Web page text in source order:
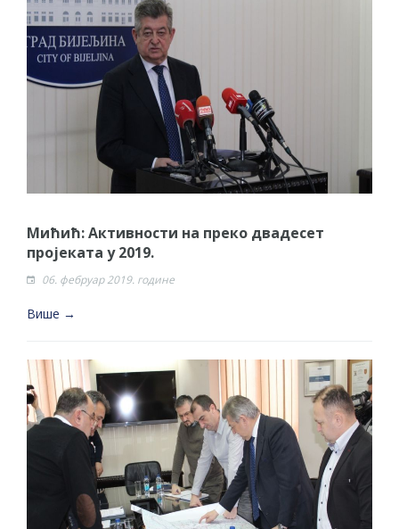
Мићић: Активности на преко двадесет
пројеката у 2019.
06. фебруар 2019. године
Више →